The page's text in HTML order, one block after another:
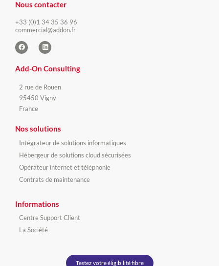
Nous contacter
+33 (0)1 34 35 36 96
commercial@addon.fr​
Add-On Consulting
2 rue de Rouen
95450 Vigny
France
Nos solutions
Intégrateur de solutions informatiques
Hébergeur de solutions cloud sécurisées
Opérateur internet et téléphonie
Contrats de maintenance
Informations
Centre Support Client
La Société
Testez votre éligibilité fibre